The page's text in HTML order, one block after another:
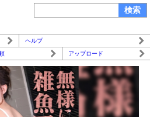
ヘルプ
アップロード